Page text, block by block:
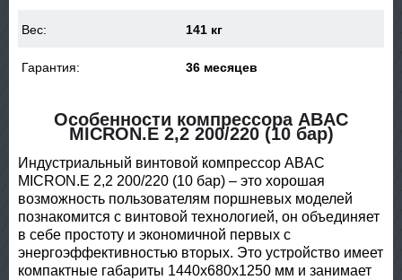
Вес: 141 кг
Гарантия: 36 месяцев
Особенности компрессора ABAC
MICRON.E 2,2 200/220 (10 бар)
Индустриальный винтовой компрессор ABAC
MICRON.E 2,2 200/220 (10 бар) – это хорошая
возможность пользователям поршневых моделей
познакомится с винтовой технологией, он объединяет
в себе простоту и экономичной первых с
энергоэффективностью вторых. Это устройство имеет
компактные габариты 1440x680x1250 мм и занимает